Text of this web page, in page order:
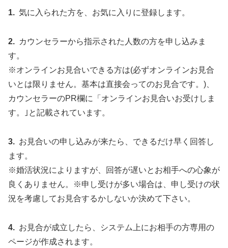
1. 気に入られた方を、お気に入りに登録します。
2. カウンセラーから指示された人数の方を申し込みま
す。
※オンラインお見合いできる方は(必ずオンラインお見合
いとは限りません。基本は直接会ってのお見合です。)、
カウンセラーのPR欄に「オンラインお見合いお受けしま
す。｣と記載されています。
3. お見合いの申し込みが来たら、できるだけ早く回答し
ます。
※婚活状況によりますが、回答が遅いとお相手への心象が
良くありません。※申し受けが多い場合は、申し受けの状
況を考慮してお見合するかしないか決めて下さい。
4. お見合が成立したら、システム上にお相手の方専用の
ページが作成されます。